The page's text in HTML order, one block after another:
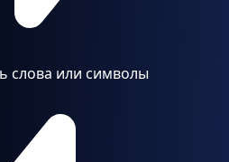
слова или символы